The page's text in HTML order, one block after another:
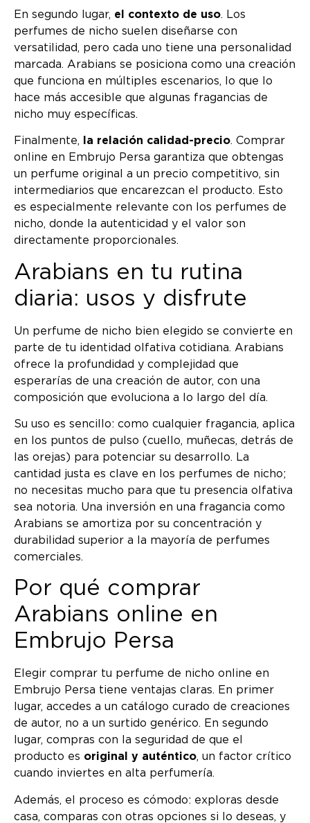
En segundo lugar, el contexto de uso. Los
perfumes de nicho suelen diseñarse con
versatilidad, pero cada uno tiene una personalidad
marcada. Arabians se posiciona como una creación
que funciona en múltiples escenarios, lo que lo
hace más accesible que algunas fragancias de
nicho muy específicas.
Finalmente, la relación calidad-precio. Comprar
online en Embrujo Persa garantiza que obtengas
un perfume original a un precio competitivo, sin
intermediarios que encarezcan el producto. Esto
es especialmente relevante con los perfumes de
nicho, donde la autenticidad y el valor son
directamente proporcionales.
Arabians en tu rutina
diaria: usos y disfrute
Un perfume de nicho bien elegido se convierte en
parte de tu identidad olfativa cotidiana. Arabians
ofrece la profundidad y complejidad que
esperarías de una creación de autor, con una
composición que evoluciona a lo largo del día.
Su uso es sencillo: como cualquier fragancia, aplica
en los puntos de pulso (cuello, muñecas, detrás de
las orejas) para potenciar su desarrollo. La
cantidad justa es clave en los perfumes de nicho;
no necesitas mucho para que tu presencia olfativa
sea notoria. Una inversión en una fragancia como
Arabians se amortiza por su concentración y
durabilidad superior a la mayoría de perfumes
comerciales.
Por qué comprar
Arabians online en
Embrujo Persa
Elegir comprar tu perfume de nicho online en
Embrujo Persa tiene ventajas claras. En primer
lugar, accedes a un catálogo curado de creaciones
de autor, no a un surtido genérico. En segundo
lugar, compras con la seguridad de que el
producto es original y auténtico, un factor crítico
cuando inviertes en alta perfumería.
Además, el proceso es cómodo: exploras desde
casa, comparas con otras opciones si lo deseas, y